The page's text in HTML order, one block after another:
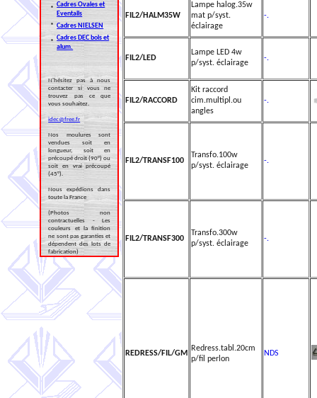
*
Cadres Ovales et
Eventails
* Cadres NIELSEN
*
Cadres DEC bois et
alum.
N'hésitez pas à nous
contacter si vous ne
trouvez pas ce que
vous souhaitez.
idec@free.fr
Nos moulures sont
vendues soit en
longueur, soit en
précoupé droit (90°) ou
soit en vrai précoupé
(45°).
Nous expédions dans
toute la France
(Photos non
contractuelles - Les
couleurs et la finition
ne sont pas garanties et
dépendent des lots de
fabrication)
FIL2/HALM35W
Lampe halog.35w
mat p/syst.
éclairage
-.
FIL2/LED
Lampe LED 4w
p/syst. éclairage
-.
FIL2/RACCORD
Kit raccord
cim.multipl.ou
angles
-.
FIL2/TRANSF100
Transfo.100w
p/syst. éclairage
-.
FIL2/TRANSF300
Transfo.300w
p/syst. éclairage
-.
REDRESS/FIL/GM
Redress.tabl.20cm
p/fil perlon
NDS